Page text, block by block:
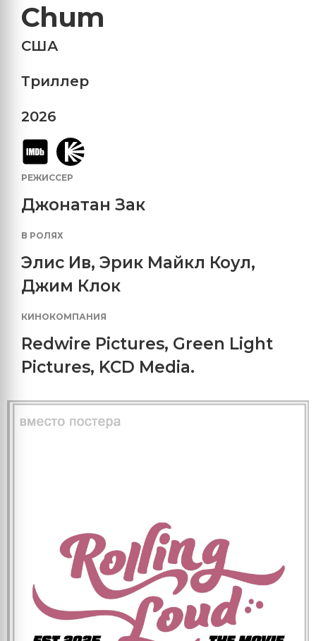
Chum
США
Триллер
2026
РЕЖИССЕР
Джонатан Зак
В РОЛЯХ
Элис Ив, Эрик Майкл Коул,
Джим Клок
КИНОКОМПАНИЯ
Redwire Pictures, Green Light
Pictures, KCD Media.